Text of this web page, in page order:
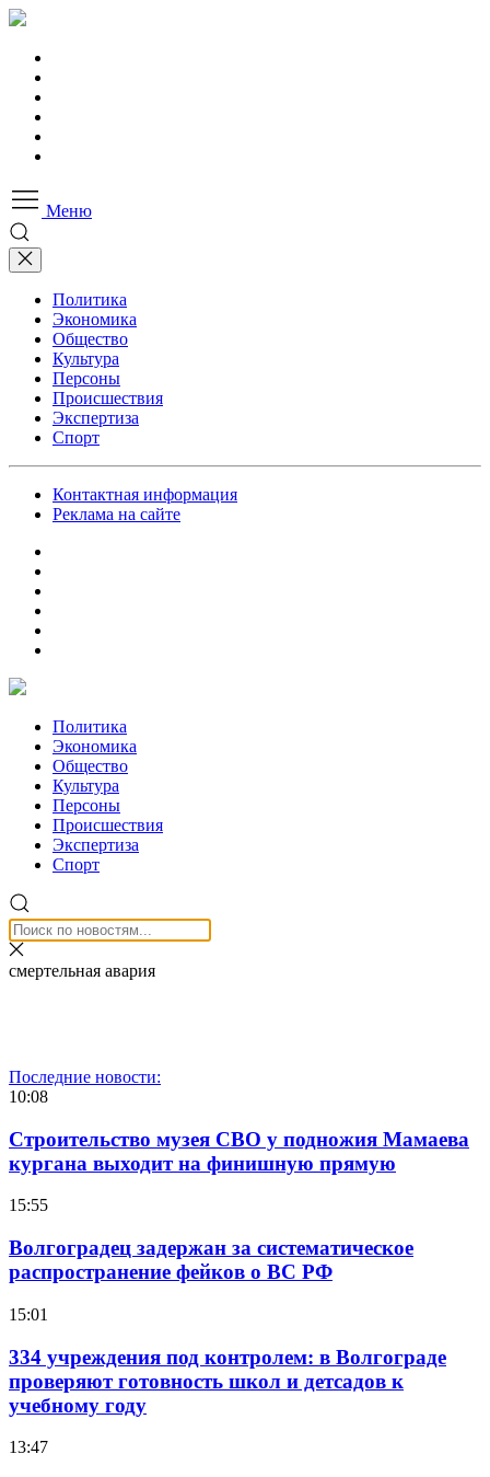
Меню
Политика
Экономика
Общество
Культура
Персоны
Происшествия
Экспертиза
Спорт
Контактная информация
Реклама на сайте
Политика
Экономика
Общество
Культура
Персоны
Происшествия
Экспертиза
Спорт
смертельная авария
Последние новости:
10:08
Строительство музея СВО у подножия Мамаева
кургана выходит на финишную прямую
15:55
Волгоградец задержан за систематическое
распространение фейков о ВС РФ
15:01
334 учреждения под контролем: в Волгограде
проверяют готовность школ и детсадов к
учебному году
13:47